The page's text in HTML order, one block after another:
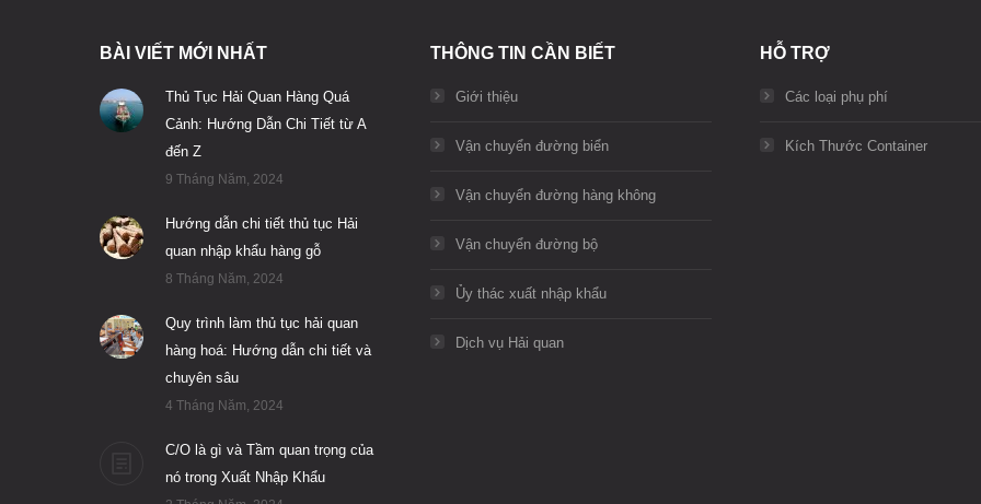
BÀI VIẾT MỚI NHẤT
Thủ Tục Hải Quan Hàng Quá
Cảnh: Hướng Dẫn Chi Tiết từ A
đến Z
9 Tháng Năm, 2024
Hướng dẫn chi tiết thủ tục Hải
quan nhập khẩu hàng gỗ
8 Tháng Năm, 2024
Quy trình làm thủ tục hải quan
hàng hoá: Hướng dẫn chi tiết và
chuyên sâu
4 Tháng Năm, 2024
C/O là gì và Tầm quan trọng của
nó trong Xuất Nhập Khẩu
THÔNG TIN CẦN BIẾT
Giới thiệu
Vận chuyển đường biển
Vận chuyển đường hàng không
Vận chuyển đường bộ
Ủy thác xuất nhập khẩu
Dịch vụ Hải quan
HỖ TRỢ
Các loại phụ phí
Kích Thước Container